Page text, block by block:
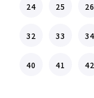
24 25 26
32 33 34
40 41 42